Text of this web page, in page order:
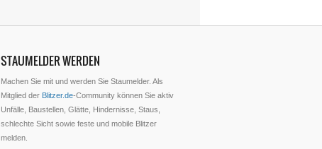
STAUMELDER WERDEN
Machen Sie mit und werden Sie Staumelder. Als
Mitglied der Blitzer.de-Community können Sie aktiv
Unfälle, Baustellen, Glätte, Hindernisse, Staus,
schlechte Sicht sowie feste und mobile Blitzer
melden.